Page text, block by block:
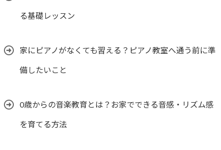
る基礎レッスン
家にピアノがなくても習える？ピアノ教室へ通う前に準
備したいこと
0歳からの音楽教育とは？お家でできる音感・リズム感
を育てる方法